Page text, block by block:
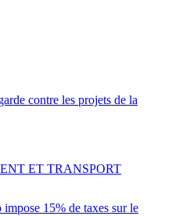
contre les projets de la
15% de taxes sur le
ET TRANSPORT